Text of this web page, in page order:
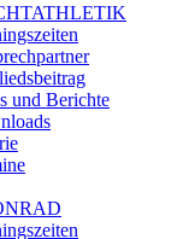
und Berichte